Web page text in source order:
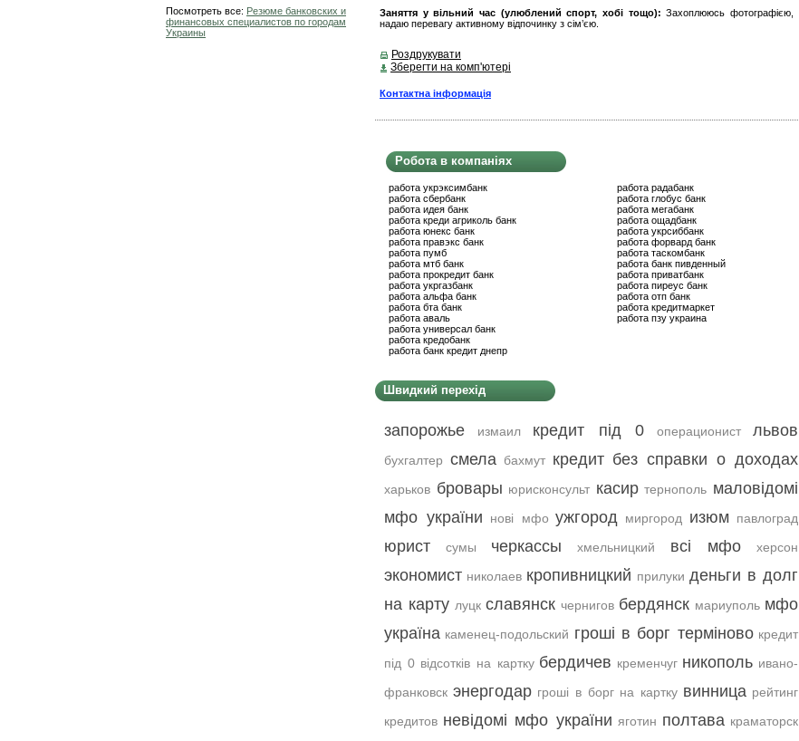
Посмотреть все: Резюме банковских и
финансовых специалистов по городам
Украины
Заняття у вільний час (улюблений спорт, хобі тощо): Захоплююсь фотографією,
надаю перевагу активному відпочинку з сім’єю.
Роздрукувати
Зберегти на комп'ютері
Контактна інформація
Робота в компаніях
работа укрэксимбанк
работа сбербанк
работа идея банк
работа креди агриколь банк
работа юнекс банк
работа правэкс банк
работа пумб
работа мтб банк
работа прокредит банк
работа укргазбанк
работа альфа банк
работа бта банк
работа аваль
работа универсал банк
работа кредобанк
работа банк кредит днепр
работа радабанк
работа глобус банк
работа мегабанк
работа ощадбанк
работа укрсиббанк
работа форвард банк
работа таскомбанк
работа банк пивденный
работа приватбанк
работа пиреус банк
работа отп банк
работа кредитмаркет
работа пзу украина
Швидкий перехід
запорожье измаил кредит під 0 операционист львов
бухгалтер смела бахмут кредит без справки о доходах
харьков бровары юрисконсульт касир тернополь маловідомі
мфо україни
нові мфо ужгород миргород изюм павлоград
юрист сумы черкассы хмельницкий всі мфо херсон
экономист николаев кропивницкий прилуки деньги в долг
на карту луцк славянск чернигов бердянск мариуполь мфо
україна каменец-подольский гроші в борг терміново кредит
під 0 відсотків на картку бердичев кременчуг никополь ивано-
франковск энергодар гроші в борг на картку винница рейтинг
кредитов невідомі мфо україни яготин полтава краматорск